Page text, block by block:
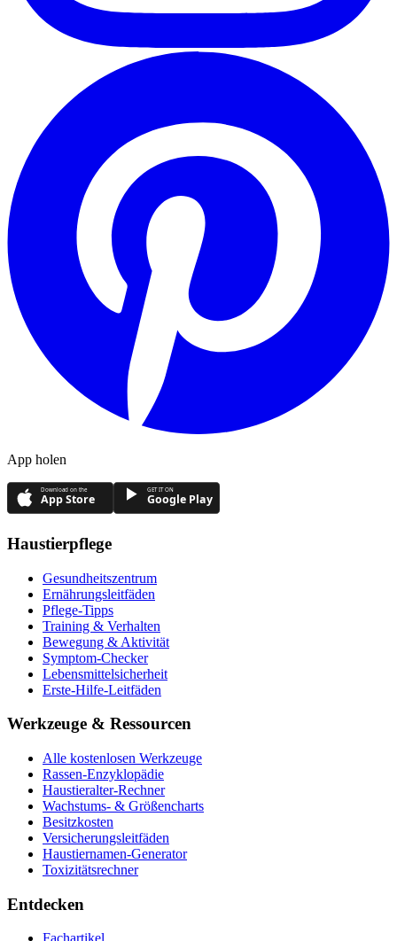
App holen
Download on the
App Store
GET IT ON
Google Play
Haustierpflege
Gesundheitszentrum
Ernährungsleitfäden
Pflege-Tipps
Training & Verhalten
Bewegung & Aktivität
Symptom-Checker
Lebensmittelsicherheit
Erste-Hilfe-Leitfäden
Werkzeuge & Ressourcen
Alle kostenlosen Werkzeuge
Rassen-Enzyklopädie
Haustieralter-Rechner
Wachstums- & Größencharts
Besitzkosten
Versicherungsleitfäden
Haustiernamen-Generator
Toxizitätsrechner
Entdecken